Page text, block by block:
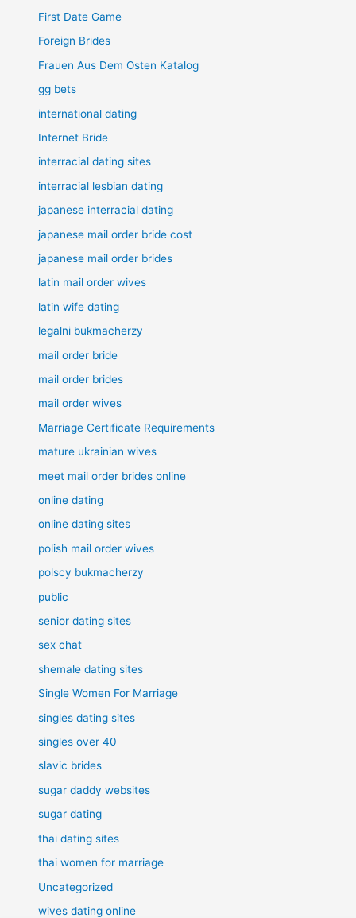
First Date Game
Foreign Brides
Frauen Aus Dem Osten Katalog
gg bets
international dating
Internet Bride
interracial dating sites
interracial lesbian dating
japanese interracial dating
japanese mail order bride cost
japanese mail order brides
latin mail order wives
latin wife dating
legalni bukmacherzy
mail order bride
mail order brides
mail order wives
Marriage Certificate Requirements
mature ukrainian wives
meet mail order brides online
online dating
online dating sites
polish mail order wives
polscy bukmacherzy
public
senior dating sites
sex chat
shemale dating sites
Single Women For Marriage
singles dating sites
singles over 40
slavic brides
sugar daddy websites
sugar dating
thai dating sites
thai women for marriage
Uncategorized
wives dating online